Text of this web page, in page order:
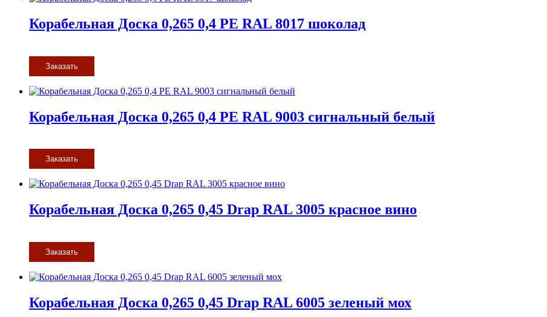
Корабельная Доска 0,265 0,4 PE RAL 8017 шоколад
Заказать
Корабельная Доска 0,265 0,4 PE RAL 9003 сигнальный белый
Заказать
Корабельная Доска 0,265 0,45 Drap RAL 3005 красное вино
Заказать
Корабельная Доска 0,265 0,45 Drap RAL 6005 зеленый мох